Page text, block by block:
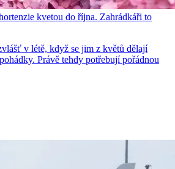
kvetou do října. Zahrádkáři to
v létě, když se jim z květů dělají
Právě tehdy potřebují pořádnou